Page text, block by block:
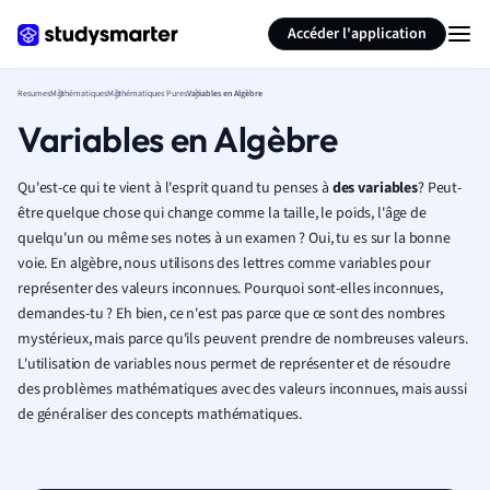
Accéder l'application
ResumesMathématiquesMathématiques PuresVariables en Algèbre
Variables en Algèbre
Qu'est-ce qui te vient à l'esprit quand tu penses à desvariables? Peut-
être quelque chose qui change comme la taille, le poids, l'âge de
quelqu'un ou même ses notes à un examen ? Oui, tu es sur la bonne
voie. En algèbre, nous utilisons des lettres comme variables pour
représenter des valeurs inconnues. Pourquoi sont-elles inconnues,
demandes-tu ? Eh bien, ce n'est pas parce que ce sont des nombres
mystérieux, mais parce qu'ils peuvent prendre de nombreuses valeurs.
L'utilisation de variables nous permet de représenter et de résoudre
des problèmes mathématiques avec des valeurs inconnues, mais aussi
de généraliser des concepts mathématiques.
Résumer la page